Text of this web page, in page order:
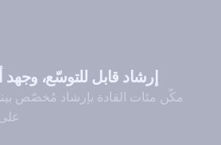
إرشاد قابل للتوسّع، وجهد
مكّن مئات القادة بإرشاد مُخصّص